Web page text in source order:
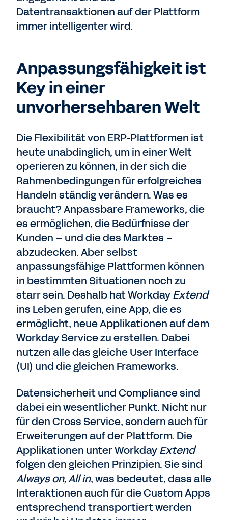
Datentransaktionen auf der Plattform
immer intelligenter wird.
Anpassungsfähigkeit ist
Key in einer
unvorhersehbaren Welt
Die Flexibilität von ERP-Plattformen ist
heute unabdinglich, um in einer Welt
operieren zu können, in der sich die
Rahmenbedingungen für erfolgreiches
Handeln ständig verändern. Was es
braucht? Anpassbare Frameworks, die
es ermöglichen, die Bedürfnisse der
Kunden – und die des Marktes –
abzudecken. Aber selbst
anpassungsfähige Plattformen können
in bestimmten Situationen noch zu
starr sein. Deshalb hat WorkdayExtend
ins Leben gerufen, eine App, die es
ermöglicht, neue Applikationen auf dem
Workday Service zu erstellen. Dabei
nutzen alle das gleiche User Interface
(UI) und die gleichen Frameworks.
Datensicherheit und Compliance sind
dabei ein wesentlicher Punkt. Nicht nur
für den Cross Service, sondern auch für
Erweiterungen auf der Plattform. Die
Applikationen unter WorkdayExtend
folgen den gleichen Prinzipien. Sie sind
Always on, All in, was bedeutet, dass alle
Interaktionen auch für die Custom Apps
entsprechend transportiert werden